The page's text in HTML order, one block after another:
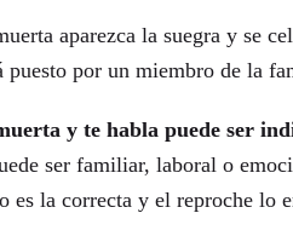
aparezca la suegra y se
puesto por un miembro de la
y te habla puede ser
ser familiar, laboral o
la correcta y el reproche lo